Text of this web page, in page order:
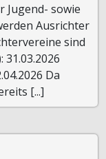
Jugend- sowie
Ausrichter
sind
Da
[...]